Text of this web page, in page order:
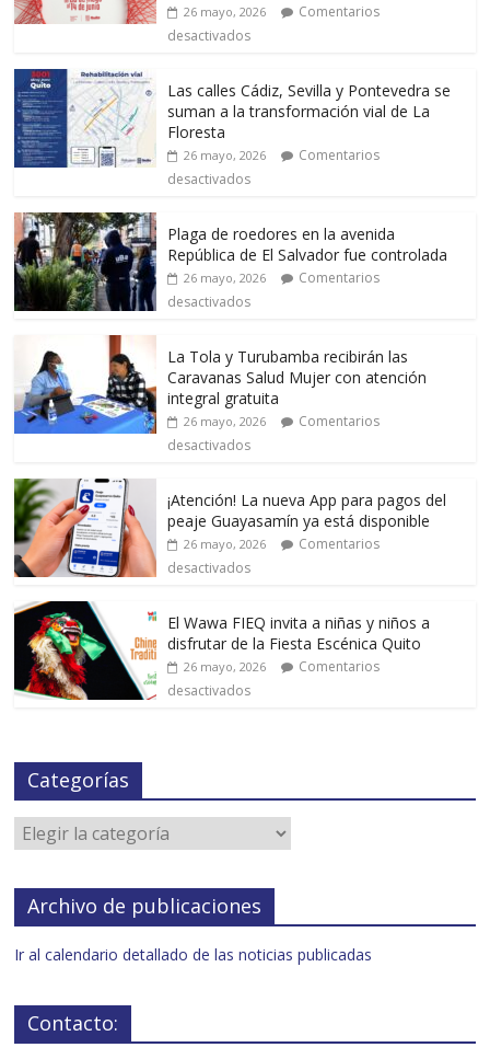
26 mayo, 2026
Comentarios
desactivados
Las calles Cádiz, Sevilla y Pontevedra se
suman a la transformación vial de La
Floresta
26 mayo, 2026
Comentarios
desactivados
Plaga de roedores en la avenida
República de El Salvador fue controlada
26 mayo, 2026
Comentarios
desactivados
La Tola y Turubamba recibirán las
Caravanas Salud Mujer con atención
integral gratuita
26 mayo, 2026
Comentarios
desactivados
¡Atención! La nueva App para pagos del
peaje Guayasamín ya está disponible
26 mayo, 2026
Comentarios
desactivados
El Wawa FIEQ invita a niñas y niños a
disfrutar de la Fiesta Escénica Quito
26 mayo, 2026
Comentarios
desactivados
Categorías
Archivo de publicaciones
Ir al calendario detallado de las noticias publicadas
Contacto: